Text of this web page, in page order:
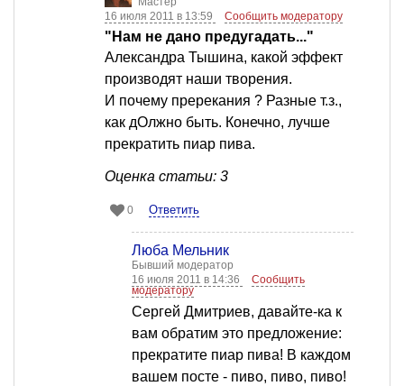
16 июля 2011 в 13:59
Сообщить модератору
"Нам не дано предугадать..."
Александра Тышина, какой эффект
производят наши творения.
И почему пререкания ? Разные т.з.,
как дОлжно быть. Конечно, лучше
прекратить пиар пива.
Оценка статьи: 3
0 Ответить
Люба Мельник
Бывший модератор
16 июля 2011 в 14:36
Сообщить
модератору
Сергей Дмитриев, давайте-ка к
вам обратим это предложение:
прекратите пиар пива! В каждом
вашем посте - пиво, пиво, пиво!